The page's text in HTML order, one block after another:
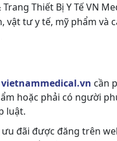
Thiết Bị Y Tế VN
tư y tế, mỹ phẩm và
vietnammedical.vn cần
hoặc phải có người
luật.
đãi được đăng trên
Giảm Đau - Kháng
xã hội: